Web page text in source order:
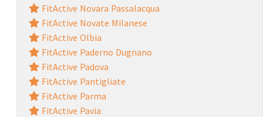
FitActive Novara Passalacqua
FitActive Novate Milanese
FitActive Olbia
FitActive Paderno Dugnano
FitActive Padova
FitActive Pantigliate
FitActive Parma
FitActive Pavia